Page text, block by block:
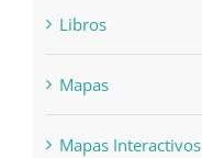
Libros
Mapas
Mapas Interactivos